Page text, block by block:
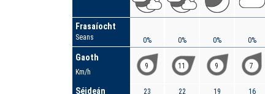
Frasaíocht
Seans
Gaoth
Km/h
Séideán
0%
9
23
0%
11
22
0%
9
19
0%
7
16